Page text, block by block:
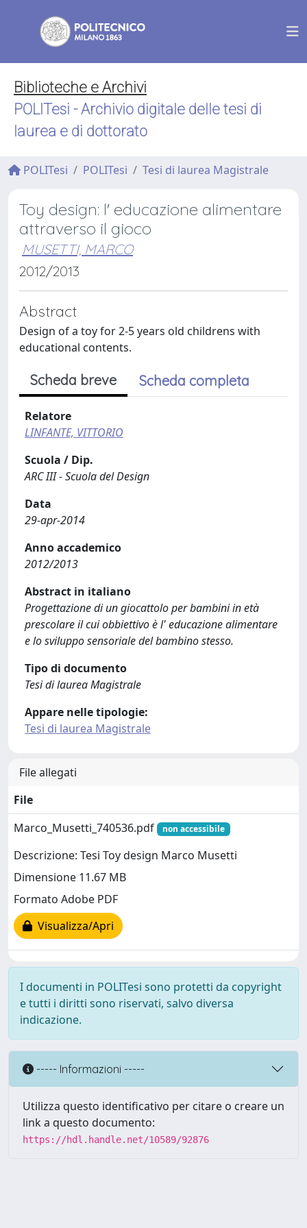
Biblioteche e Archivi
POLITesi - Archivio digitale delle tesi di
laurea e di dottorato
POLITesi POLITesi Tesi di laurea Magistrale
Toy design: l' educazione alimentare
attraverso il gioco
MUSETTI, MARCO
2012/2013
Abstract
Design of a toy for 2-5 years old childrens with
educational contents.
Scheda breve Scheda completa
Relatore
LINFANTE, VITTORIO
Scuola / Dip.
ARC III - Scuola del Design
Data
29-apr-2014
Anno accademico
2012/2013
Abstract in italiano
Progettazione di un giocattolo per bambini in età
prescolare il cui obbiettivo è l' educazione alimentare
e lo sviluppo sensoriale del bambino stesso.
Tipo di documento
Tesi di laurea Magistrale
Appare nelle tipologie:
Tesi di laurea Magistrale
File allegati
File
Marco_Musetti_740536.pdf
non accessibile
Descrizione: Tesi Toy design Marco Musetti
Dimensione 11.67 MB
Formato Adobe PDF
Visualizza/Apri
I documenti in POLITesi sono protetti da copyright
e tutti i diritti sono riservati, salvo diversa
indicazione.
----- Informazioni -----
Utilizza questo identificativo per citare o creare un
link a questo documento:
https://hdl.handle.net/10589/92876